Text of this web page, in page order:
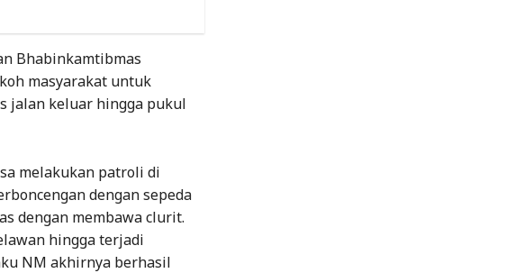
Bhabinkamtibmas
masyarakat untuk
jalan keluar hingga pukul
melakukan patroli di
dengan sepeda
dengan membawa clurit.
hingga terjadi
NM akhirnya berhasil